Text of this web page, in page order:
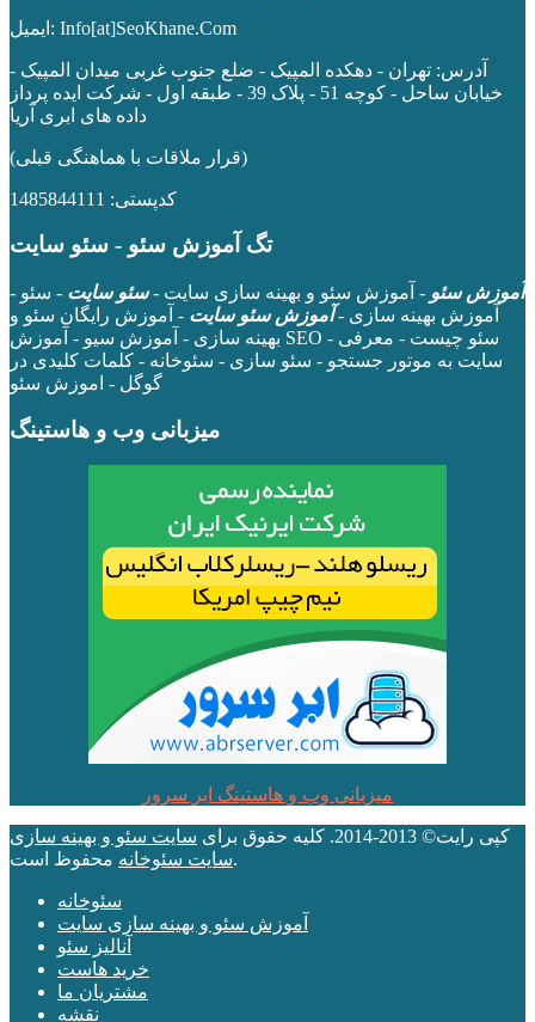
ایمیل: Info[at]SeoKhane.Com
آدرس: تهران - دهکده المپیک - ضلع جنوب غربی میدان المپیک -
خیابان ساحل - کوچه 51 - پلاک 39 - طبقه اول
- شرکت ایده پرداز
داده های ابری آریا
(قرار ملاقات با هماهنگی قبلی)
کدپستی: 1485844111
تگ آموزش سئو - سئو سایت
آموزش سئو - آموزش سئو و بهینه سازی سایت -سئو سایت - سئو -
آموزش بهینه سازی -آموزش سئو سایت - آموزش رایگان سئو و
بهینه سازی - آموزش سیو - آموزش SEO - سئو چیست - معرفی
سایت به موتور جستجو - سئو سازی - سئوخانه - کلمات کلیدی در
گوگل - اموزش سئو
میزبانی وب و هاستینگ
میزبانی وب و هاستینگ ابر سرور
کپی رایت© 2013-2014. کلیه حقوق برای
سایت سئو و بهینه سازی
سایت سئوخانهمحفوظ است.
سئوخانه
آموزش سئو و بهینه سازی سایت
آنالیز سئو
خرید هاست
مشتریان ما
نقشه